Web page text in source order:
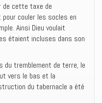
de cette taxe de
couler les socles en
Ainsi Dieu voulait
étaient incluses dans son
du tremblement de terre, le
vers le bas et la
du tabernacle a été